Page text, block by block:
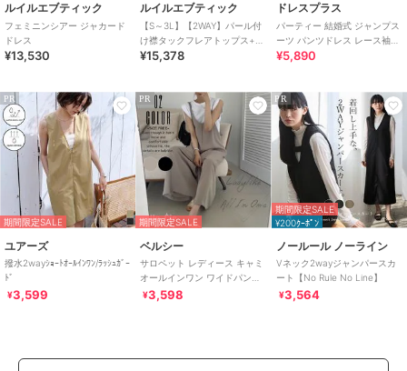
ルイルエブティック
フェミニンシアー ジャカード
ドレス
¥13,530
ルイルエブティック
【S～3L】【2WAY】パール付
け襟タックフレアトップス+シ
ークレットゴムパンツセット
¥15,378
ドレスプラス
パーティー 結婚式 ジャンプス
ーツ パンツドレス レース袖
2way
¥5,890
PR
期間限定SALE
ユアーズ
撥水2wayｼｮｰﾄｵｰﾙｲﾝﾜﾝ/ﾗｯｼｭｶﾞｰ
ﾄﾞ
¥3,599
PR
期間限定SALE
ベルシー
サロペット レディース キャミ
オールインワン ワイドパンツ
つなぎ 大人サロペット 黒
¥3,598
PR
期間限定SALE
¥200ｸｰﾎﾟﾝ
ノールール ノーライン
Vネック2wayジャンパースカ
ート【No Rule No Line】
¥3,564